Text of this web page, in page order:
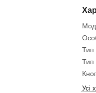
Тип
Тип
Усі